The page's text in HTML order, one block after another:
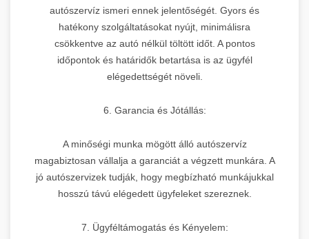
autószervíz ismeri ennek jelentőségét. Gyors és
hatékony szolgáltatásokat nyújt, minimálisra
csökkentve az autó nélkül töltött időt. A pontos
időpontok és határidők betartása is az ügyfél
elégedettségét növeli.
6. Garancia és Jótállás:
A minőségi munka mögött álló autószervíz
magabiztosan vállalja a garanciát a végzett munkára. A
jó autószervizek tudják, hogy megbízható munkájukkal
hosszú távú elégedett ügyfeleket szereznek.
7. Ügyféltámogatás és Kényelem: